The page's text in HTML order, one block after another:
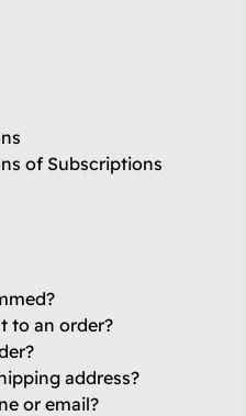
of Subscriptions
to an order?
address?
or email?